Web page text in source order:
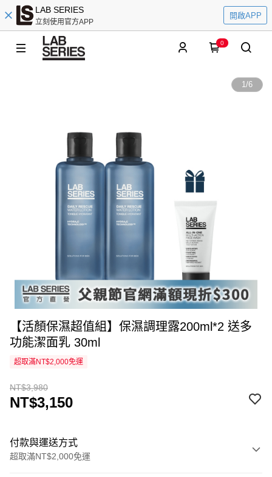
LAB SERIES
立刻使用官方APP
開啟APP
0
1/6
【活顏保濕超值組】保濕調理露200ml*2 送多
功能潔面乳 30ml
超取滿NT$2,000免運
NT$3,980
NT$3,150
付款與運送方式
超取滿NT$2,000免運